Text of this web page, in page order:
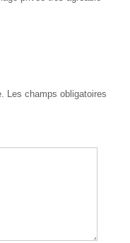
Les champs obligatoires